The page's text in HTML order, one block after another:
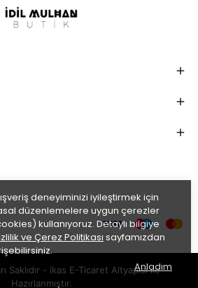
deneyiminizi iyileştirmek için
düzenlemelere uygun çerezler
kullanıyoruz. Detaylı bilgiye
ve Çerez Politikası sayfamızdan
Anladım
Saklıdır - ikas E-Ticaret Altyapısı ile
Hazırlanmıştır.